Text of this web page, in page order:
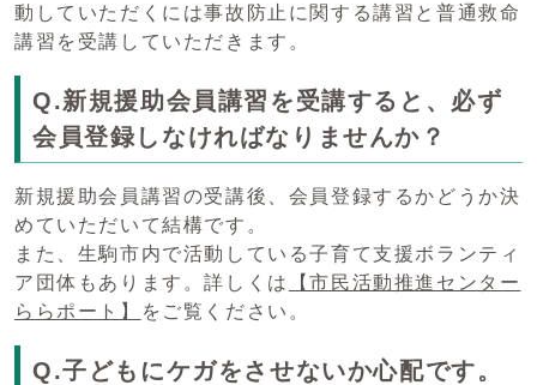
動していただくには事故防止に関する講習と普通救命
講習を受講していただきます。
Q.新規援助会員講習を受講すると、必ず
会員登録しなければなりませんか？
新規援助会員講習の受講後、会員登録するかどうか決
めていただいて結構です。
また、生駒市内で活動している子育て支援ボランティ
ア団体もあります。詳しくは
【市民活動推進センター
ららポート】
をご覧ください。
Q.子どもにケガをさせないか心配です。